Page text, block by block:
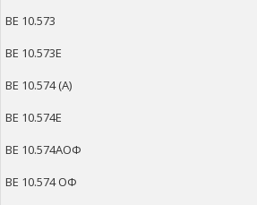
ВЕ 10.573
ВЕ 10.573Е
ВЕ 10.574 (А)
ВЕ 10.574Е
ВЕ 10.574АОФ
ВЕ 10.574 ОФ